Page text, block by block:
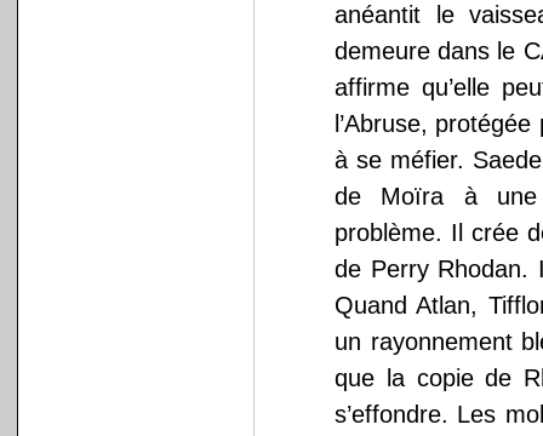
anéantit le
demeure dans le
affirme qu’elle
l’Abruse,
à se méfier.
de Moïra à une
problème. Il crée
de Perry Rhodan.
Quand Atlan,
un rayonnement
que la copie de
s’effondre. Les